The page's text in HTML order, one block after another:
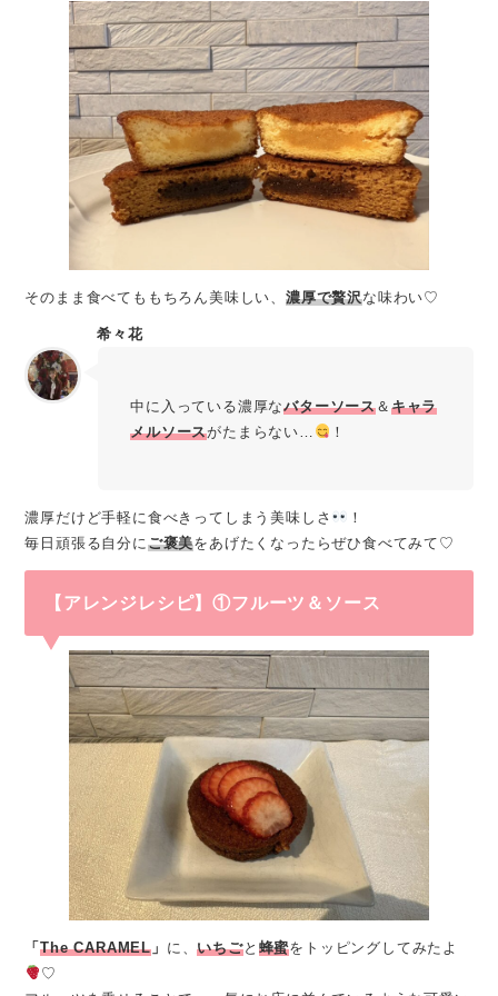
そのまま食べてももちろん美味しい、 濃厚で贅沢な味わい♡
希々花
中に入っている濃厚なバターソース＆ キャラ
メルソースがたまらない… ！
濃厚だけど手軽に食べきってしまう美味しさ
！
毎日頑張る自分に ご褒美をあげたくなったらぜひ食べてみて♡
【アレンジレシピ】①フルーツ＆ソース
「The CARAMEL 」 に、いちごと 蜂蜜をトッピングしてみたよ
♡